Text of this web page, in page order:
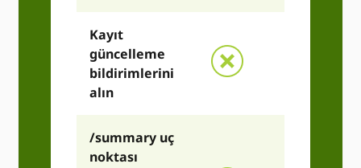
Kayıt
güncelleme
bildirimlerini
alın
/summary uç
noktası